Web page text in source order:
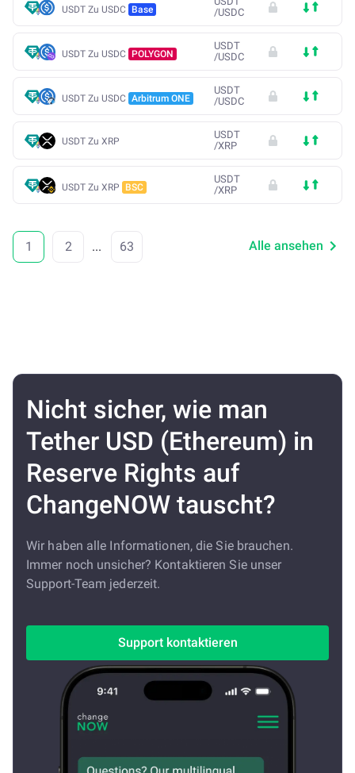
USDT Zu USDC Base
/USDC
USDT Zu USDC POLYGON
USDT
/USDC
USDT Zu USDC Arbitrum ONE
USDT
/USDC
USDT Zu XRP
USDT
/XRP
USDT Zu XRP BSC
USDT
/XRP
1 2 ... 63 Alle ansehen
Nicht sicher, wie man
Tether USD (Ethereum) in
Reserve Rights auf
ChangeNOW tauscht?
Wir haben alle Informationen, die Sie brauchen.
Immer noch unsicher? Kontaktieren Sie unser
Support-Team jederzeit.
Support kontaktieren